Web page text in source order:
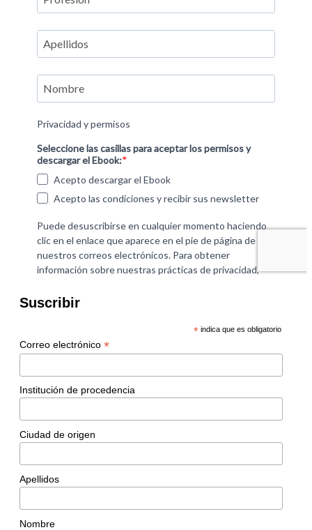
Suscribir
* indica que es obligatorio
Correo electrónico *
Institución de procedencia
Ciudad de origen
Apellidos
Nombre